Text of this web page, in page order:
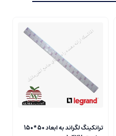
ترانکینگ لگراند به ابعاد 50*150